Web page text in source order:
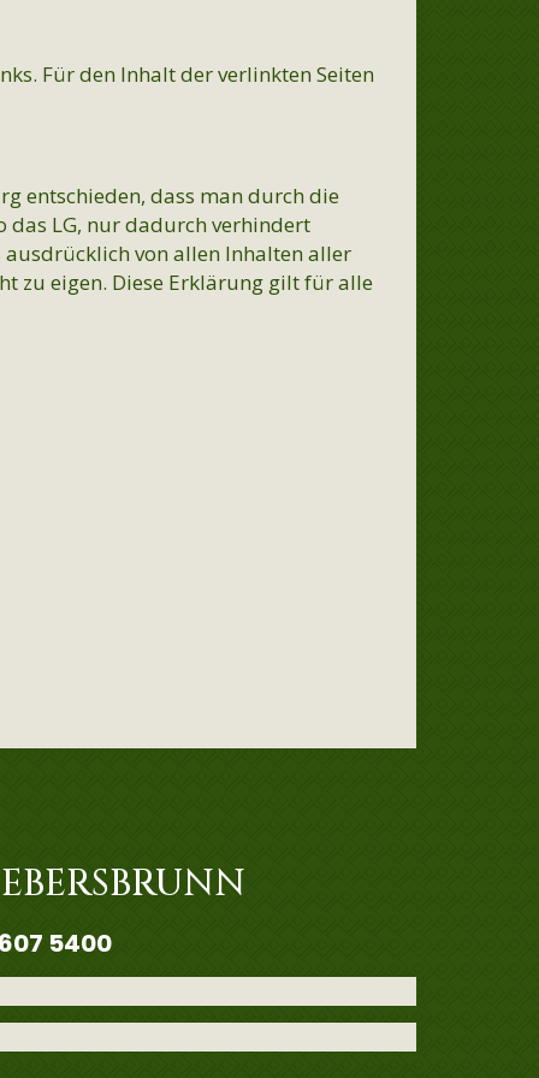
Für den Inhalt der verlinkten Seiten
entschieden, dass man durch die
das LG, nur dadurch verhindert
von allen Inhalten aller
zu eigen. Diese Erklärung gilt für alle
5400